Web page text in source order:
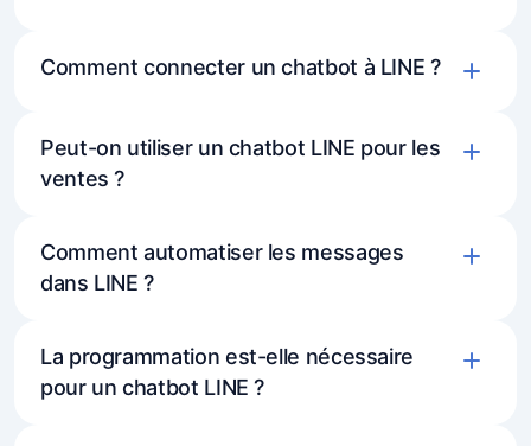
Comment connecter un chatbot à LINE ?
Peut-on utiliser un chatbot LINE pour les
ventes ?
Comment automatiser les messages
dans LINE ?
La programmation est-elle nécessaire
pour un chatbot LINE ?